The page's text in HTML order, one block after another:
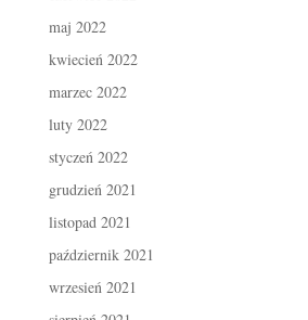
maj 2022
kwiecień 2022
marzec 2022
luty 2022
styczeń 2022
grudzień 2021
listopad 2021
październik 2021
wrzesień 2021